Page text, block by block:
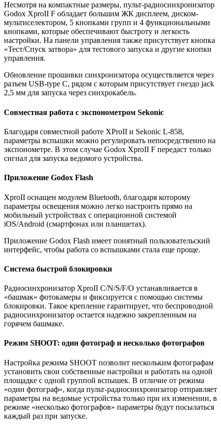
Несмотря на компактные размеры, пульт-радиосинхронизатор
Godox XproII F обладает большим ЖК дисплеем, диском-
мультиселектором, 5 кнопками групп и 4 функциональными
кнопками, которые обеспечивают быстроту и легкость
настройки. На панели управления также присутствует кнопка
«Тест/Спуск затвора» для тестового запуска и другие кнопки
управления.
Обновление прошивки синхронизатора осуществляется через
разъем USB-type С, рядом с которым присутствует гнездо jack
2,5 мм для запуска через синхрокабель.
Совместная работа с экспонометром Sekonic
Благодаря совместной работе XProII и Sekonic L-858,
параметры вспышки можно регулировать непосредственно на
экспонометре. В этом случае Godox XproII F передаст только
сигнал для запуска ведомого устройства.
Приложение Godox Flash
XproII оснащен модулем Bluetooth, благодаря которому
параметры освещения можно легко настроить прямо на
мобильный устройствах c операционной системой
iOS/Android (смартфонах или планшетах).
Приложение Godox Flash имеет понятный пользовательский
интерфейс, чтобы работа со вспышками стала еще проще.
Система быстрой блокировки
Радиосинхронизатор XproII C/N/S/F/O устанавливается в
«башмак» фотокамеры и фиксируется с помощью системы
блокировки. Такое крепление гарантирует, что беспроводной
радиосинхронизатор остается надежно закрепленным на
горячем башмаке.
Режим SHOOT: один фотограф и несколько фотографов
Настройка режима SHOOT позволит нескольким фотографам
установить свои собственные настройки и работать на одной
площадке с одной группой вспышек. В отличие от режима
«один фотограф», когда пульт-радиосинхронизатор отправляет
параметры на ведомые устройства только при их изменении, в
режиме «несколько фотографов» параметры будут посылаться
каждый раз при запуске.